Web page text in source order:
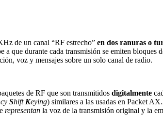
de un canal “RF estrecho” en dos ranuras o
a que durante cada transmisión se emiten bloques
voz y mensajes sobre un solo canal de radio.
de RF que son transmitidos digitalmente
Shift Keying) similares a las usadas en Packet
representan la voz de la transmisión original y la